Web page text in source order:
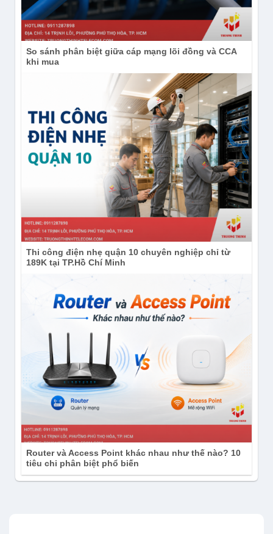
So sánh phân biệt giữa cáp mạng lõi đồng và CCA
khi mua
Thi công điện nhẹ quận 10 chuyên nghiệp chỉ từ
189K tại TP.Hồ Chí Minh
Router và Access Point khác nhau như thế nào? 10
tiêu chi phân biệt phổ biến